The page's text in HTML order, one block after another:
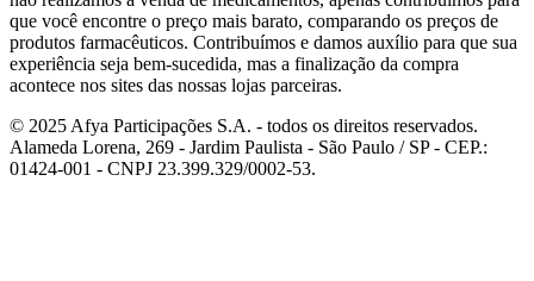
que você encontre o preço mais barato, comparando os preços de
produtos farmacêuticos. Contribuímos e damos auxílio para que sua
experiência seja bem-sucedida, mas a finalização da compra
acontece nos sites das nossas lojas parceiras.
© 2025 Afya Participações S.A. - todos os direitos reservados.
Alameda Lorena, 269 - Jardim Paulista - São Paulo / SP - CEP.:
01424-001 - CNPJ 23.399.329/0002-53.